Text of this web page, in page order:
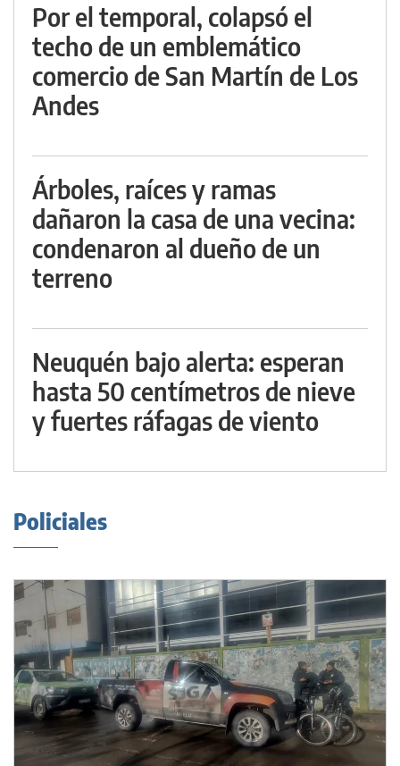
Por el temporal, colapsó el
techo de un emblemático
comercio de San Martín de Los
Andes
Árboles, raíces y ramas
dañaron la casa de una vecina:
condenaron al dueño de un
terreno
Neuquén bajo alerta: esperan
hasta 50 centímetros de nieve
y fuertes ráfagas de viento
Policiales